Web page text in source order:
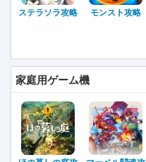
ステラソラ攻略 モンスト攻略
家庭用ゲーム機